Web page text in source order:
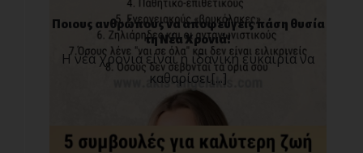
Ποιους ανθρώπους να αποφεύγεις πάση θυσία
τη Νέα Χρονιά!
Η νέα χρονιά είναι η ιδανική ευκαιρία να
καθαρίσει[...]